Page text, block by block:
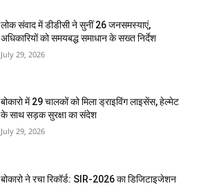
लोक संवाद में डीडीसी ने सुनीं 26 जनसमस्याएं,
अधिकारियों को समयबद्ध समाधान के सख्त निर्देश
July 29, 2026
बोकारो में 29 चालकों को मिला ड्राइविंग लाइसेंस, हेल्मेट
के साथ सड़क सुरक्षा का संदेश
July 29, 2026
बोकारो ने रचा रिकॉर्ड: SIR-2026 का डिजिटाइजेशन